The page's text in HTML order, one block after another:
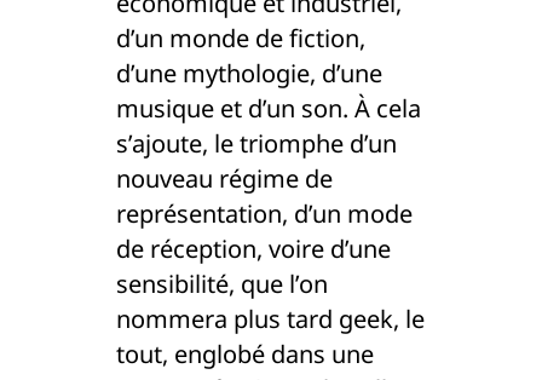
d’un monde de fiction,
d’une mythologie, d’une
musique et d’un son. À cela
s’ajoute, le triomphe d’un
nouveau régime de
représentation, d’un mode
de réception, voire d’une
sensibilité, que l’on
nommera plus tard geek, le
tout, englobé dans une